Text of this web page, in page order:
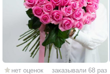
нет оценок заказывали 68 раз